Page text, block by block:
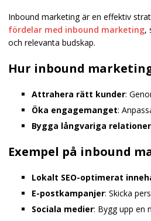
Inbound marketing är en effektiv
fördelar med inbound marketing,
och relevanta budskap.
Hur inbound
Attrahera rätt kunder:
Öka engagemanget:
Bygga långvariga relationer
Exempel på inbound
Lokalt SEO-optimerat
E-postkampanjer: Skicka
Sociala medier: Bygg upp en